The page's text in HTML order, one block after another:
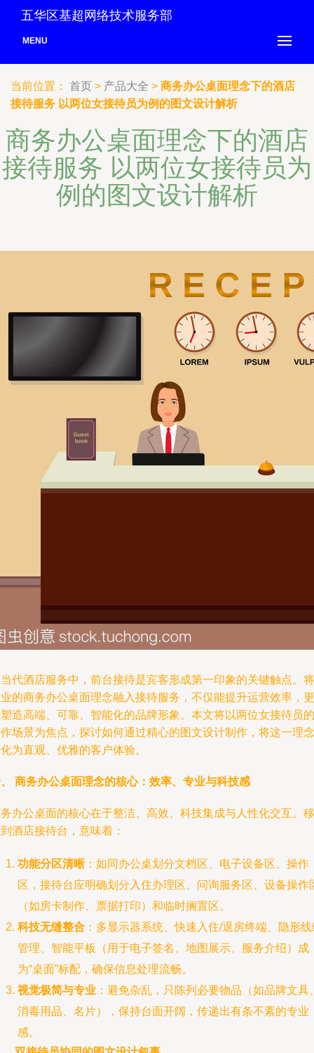
五华区基超网络技术服务部
MENU
当前位置： 首页 > 产品大全 > 商务办公桌面理念下的酒店
接待服务 以两位女接待员为例的图文设计解析
商务办公桌面理念下的酒店
接待服务 以两位女接待员为
例的图文设计解析
代酒店服务中，前台接待是宾客形成第一印象的关键触点。将
的商务办公桌面理念融入接待服务，不仅能提升运营效率，更
造高端、可靠、智能化的品牌形象。本文将以两位女接待员的
场景为焦点，探讨如何通过精心的图文设计制作，将这一理念
为直观、优雅的客户体验。
商务办公桌面理念的核心：效率、专业与科技感
办公桌面的核心在于整洁、高效、科技集成与人性化交互。移
酒店接待台，意味着：
功能分区清晰：如同办公桌划分文档区、电子设备区、操作
区，接待台应明确划分入住办理区、问询服务区、设备操作
（如房卡制作、票据打印）和临时搁置区。
科技无缝整合 ：多显示器系统、快速入住/退房终端、隐形
管理、智能平板（用于电子签名、地图展示、服务介绍）成
为“桌面”标配，确保信息处理流畅。
视觉极简与专业 ：避免杂乱，只陈列必要物品（如品牌文具
消毒用品、名片），保持台面开阔，传递出有条不紊的专业
感。